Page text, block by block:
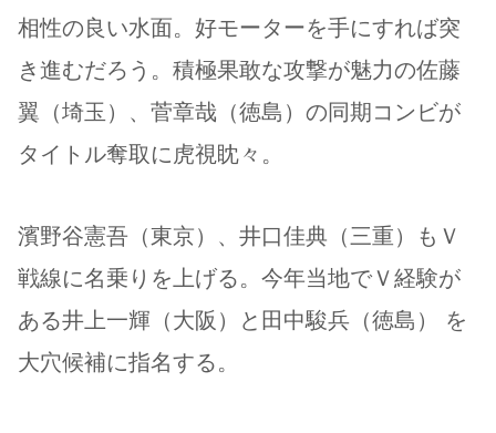
相性の良い水面。好モーターを手にすれば突
き進むだろう。積極果敢な攻撃が魅力の佐藤
翼（埼玉）、菅章哉（徳島）の同期コンビが
タイトル奪取に虎視眈々。
濱野谷憲吾（東京）、井口佳典（三重）もＶ
戦線に名乗りを上げる。今年当地でＶ経験が
ある井上一輝（大阪）と田中駿兵（徳島） を
大穴候補に指名する。